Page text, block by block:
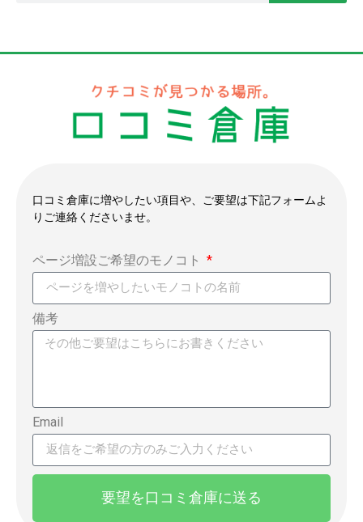
口コミ倉庫に増やしたい項目や、ご要望は下記フォームよ
りご連絡くださいませ。
ページ増設ご希望のモノコト
備考
Email
要望を口コミ倉庫に送る